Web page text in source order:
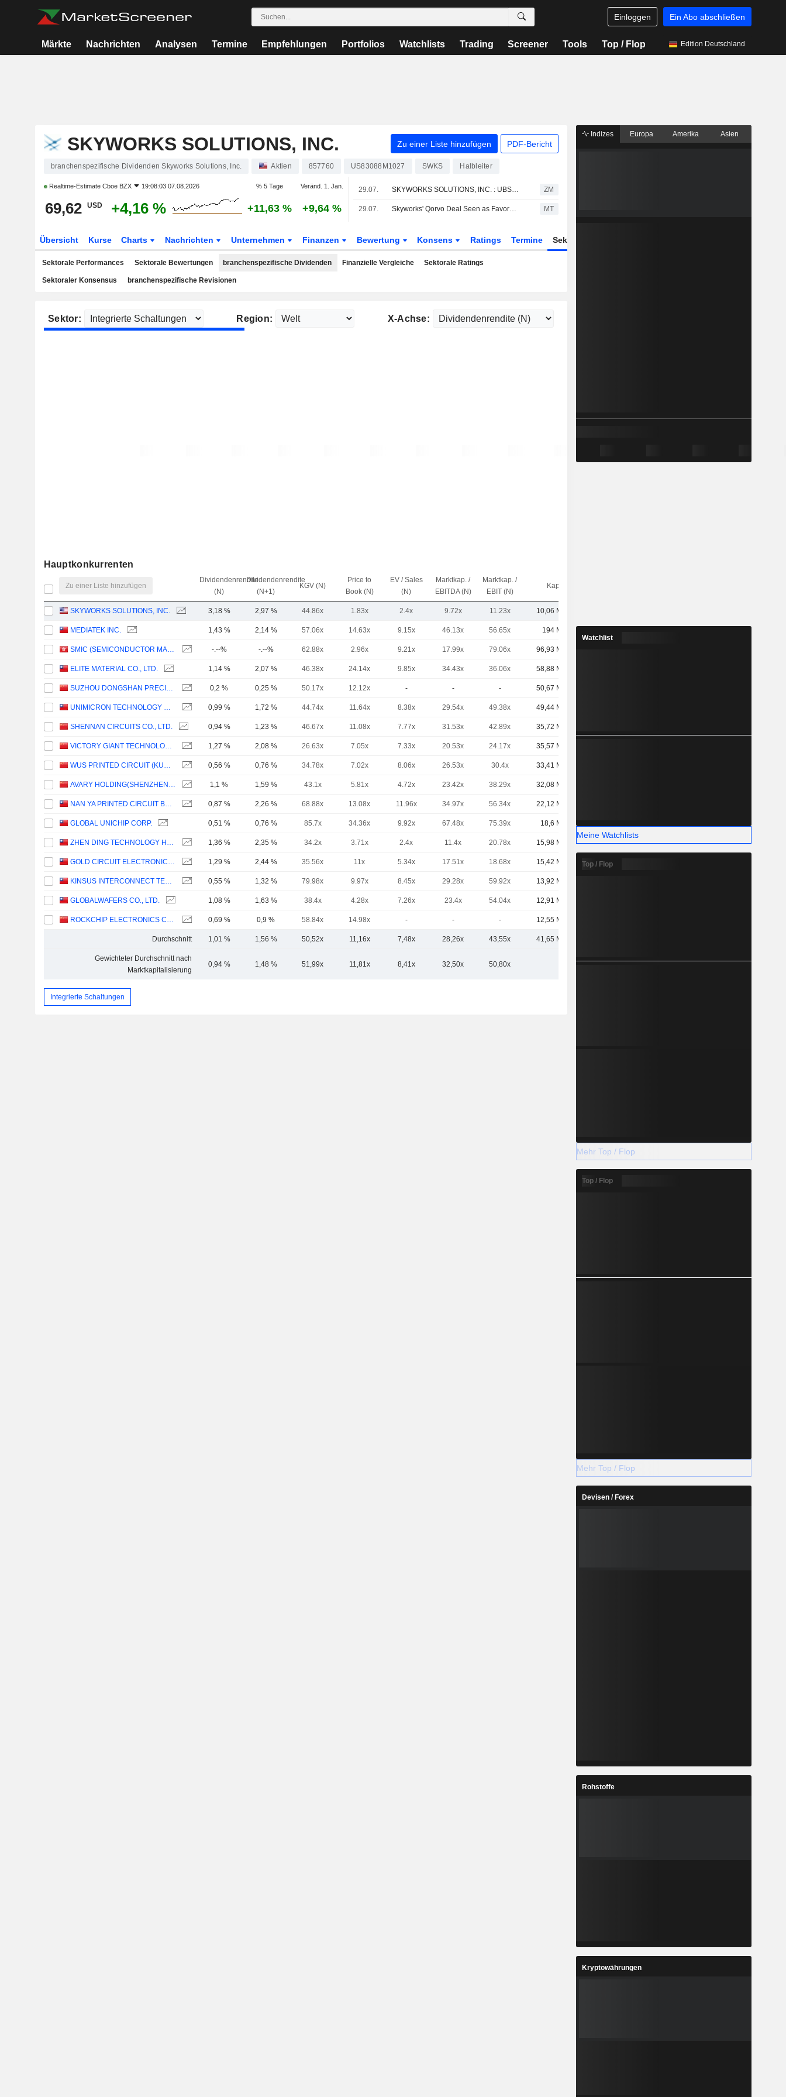
Einloggen Ein Abo abschließen
Märkte Nachrichten Analysen Termine Empfehlungen Portfolios Watchlists Trading Screener Tools Top / Flop Edition Deutschland
SKYWORKS SOLUTIONS, INC. Zu einer Liste hinzufügen PDF-Bericht
branchenspezifische Dividenden Skyworks Solutions, Inc. Aktien 857760 US83088M1027 SWKS Halbleiter
Realtime-Estimate Cboe BZX 19:08:03 07.08.2026 % 5 Tage Veränd. 1. Jan.
69,62 USD +4,16 % +11,63 % +9,64 %
29.07. SKYWORKS SOLUTIONS, INC. : UBS bekräftigt seine neutrale Bewertung ZM
29.07. Skyworks' Qorvo Deal Seen as Favorable Amid Steady Core Trends, RBC Says MT
Übersicht Kurse Charts Nachrichten Unternehmen Finanzen Bewertung Konsens Ratings Termine Sektor
Sektorale Performances Sektorale Bewertungen branchenspezifische Dividenden Finanzielle Vergleiche Sektorale Ratings
Sektoraler Konsensus branchenspezifische Revisionen
Sektor: Region: X-Achse:
Hauptkonkurrenten
Zu einer Liste hinzufügen
Dividendenrendite
(N)
Dividendenrendite
(N+1)
KGV (N)
Price to
Book (N)
EV / Sales
(N)
Marktkap. /
EBITDA (N)
Marktkap. /
EBIT (N)
Kap.($)
SKYWORKS SOLUTIONS, INC. 3,18 % 2,97 % 44.86x 1.83x 2.4x 9.72x 11.23x 10,06 Mrd.
MEDIATEK INC. 1,43 % 2,14 % 57.06x 14.63x 9.15x 46.13x 56.65x 194 Mrd.
SMIC (SEMICONDUCTOR MANUFACTURING INTERNATIONAL COMPANY) -.--% -.--% 62.88x 2.96x 9.21x 17.99x 79.06x 96,93 Mrd.
ELITE MATERIAL CO., LTD. 1,14 % 2,07 % 46.38x 24.14x 9.85x 34.43x 36.06x 58,88 Mrd.
SUZHOU DONGSHAN PRECISION MANUFACTURING CO., LTD. 0,2 % 0,25 % 50.17x 12.12x - - - 50,67 Mrd.
UNIMICRON TECHNOLOGY CORP. 0,99 % 1,72 % 44.74x 11.64x 8.38x 29.54x 49.38x 49,44 Mrd.
SHENNAN CIRCUITS CO., LTD. 0,94 % 1,23 % 46.67x 11.08x 7.77x 31.53x 42.89x 35,72 Mrd.
VICTORY GIANT TECHNOLOGY (HUIZHOU) CO.,LTD 1,27 % 2,08 % 26.63x 7.05x 7.33x 20.53x 24.17x 35,57 Mrd.
WUS PRINTED CIRCUIT (KUNSHAN) CO., LTD. 0,56 % 0,76 % 34.78x 7.02x 8.06x 26.53x 30.4x 33,41 Mrd.
AVARY HOLDING(SHENZHEN)CO., LIMITED 1,1 % 1,59 % 43.1x 5.81x 4.72x 23.42x 38.29x 32,08 Mrd.
NAN YA PRINTED CIRCUIT BOARD CORPORATION 0,87 % 2,26 % 68.88x 13.08x 11.96x 34.97x 56.34x 22,12 Mrd.
GLOBAL UNICHIP CORP. 0,51 % 0,76 % 85.7x 34.36x 9.92x 67.48x 75.39x 18,6 Mrd.
ZHEN DING TECHNOLOGY HOLDING LIMITED 1,36 % 2,35 % 34.2x 3.71x 2.4x 11.4x 20.78x 15,98 Mrd.
GOLD CIRCUIT ELECTRONICS LTD. 1,29 % 2,44 % 35.56x 11x 5.34x 17.51x 18.68x 15,42 Mrd.
KINSUS INTERCONNECT TECHNOLOGY CORP. 0,55 % 1,32 % 79.98x 9.97x 8.45x 29.28x 59.92x 13,92 Mrd.
GLOBALWAFERS CO., LTD. 1,08 % 1,63 % 38.4x 4.28x 7.26x 23.4x 54.04x 12,91 Mrd.
ROCKCHIP ELECTRONICS CO., LTD. 0,69 % 0,9 % 58.84x 14.98x - - - 12,55 Mrd.
Durchschnitt 1,01 % 1,56 % 50,52x 11,16x 7,48x 28,26x 43,55x 41,65 Mrd.
Gewichteter Durchschnitt nach
Marktkapitalisierung
0,94 % 1,48 % 51,99x 11,81x 8,41x 32,50x 50,80x
Integrierte Schaltungen
Indizes Europa Amerika Asien
Watchlist
Meine Watchlists
Top / Flop
Mehr Top / Flop
Top / Flop
Mehr Top / Flop
Devisen / Forex
Rohstoffe
Kryptowährungen